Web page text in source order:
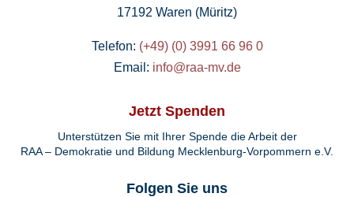
17192 Waren (Müritz)
Telefon: (+49) (0) 3991 66 96 0
Email: info@raa-mv.de
Jetzt Spenden
Unterstützen Sie mit Ihrer Spende die Arbeit der
RAA – Demokratie und Bildung Mecklenburg-Vorpommern e.V.
Folgen Sie uns